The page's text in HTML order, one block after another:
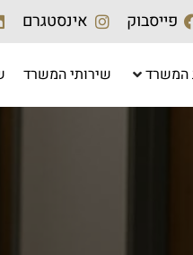
פייסבוק אינסטגרם
המשרד שירותי המשרד